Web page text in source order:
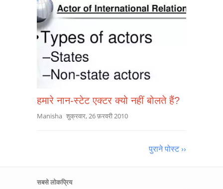
हमारे नान-स्टेट एक्टर क्यो नहीं बोलते हैं?
Manisha शुक्रवार, 26 फ़रवरी 2010
पुराने पोस्ट ››
सबसे लोकप्रिय